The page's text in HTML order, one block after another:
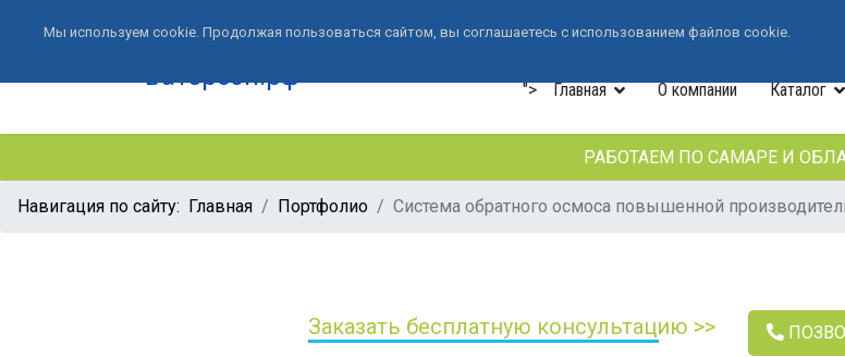
+7
"> Главная О компании Каталог
РАБОТАЕМ ПО САМАРЕ И
Навигация по сайту: Главная Портфолио Система обратного осмоса повышенной
Заказать бесплатную консультацию >>
Мы используем cookie. Продолжая пользоваться сайтом, вы соглашаетесь с использованием файлов cookie.